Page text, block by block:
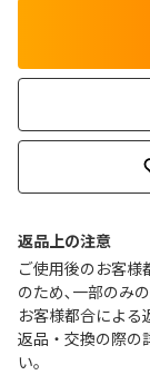
返品上の注意
ご使用後のお客様
のため､一部のみ
お客様都合による
返品・交換の際の
い。